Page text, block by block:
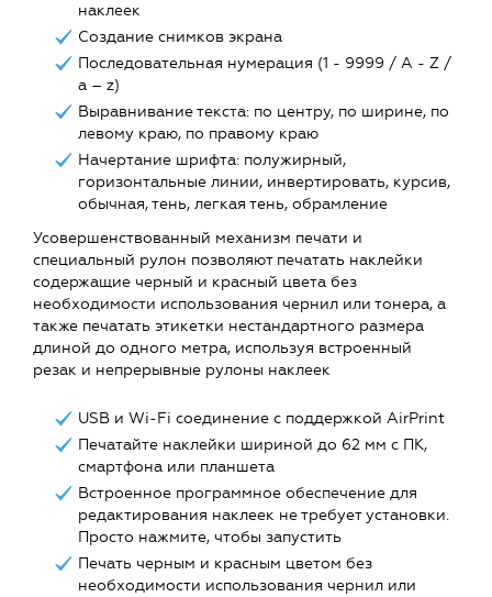
наклеек
Создание снимков экрана
Последовательная нумерация (1 - 9999 / A - Z /
a – z)
Выравнивание текста: по центру, по ширине, по
левому краю, по правому краю
Начертание шрифта: полужирный,
горизонтальные линии, инвертировать, курсив,
обычная, тень, легкая тень, обрамление
Усовершенствованный механизм печати и
специальный рулон позволяют печатать наклейки
содержащие черный и красный цвета без
необходимости использования чернил или тонера, а
также печатать этикетки нестандартного размера
длиной до одного метра, используя встроенный
резак и непрерывные рулоны наклеек
USB и Wi-Fi соединение с поддержкой AirPrint
Печатайте наклейки шириной до 62 мм с ПК,
смартфона или планшета
Встроенное программное обеспечение для
редактирования наклеек не требует установки.
Просто нажмите, чтобы запустить
Печать черным и красным цветом без
необходимости использования чернил или